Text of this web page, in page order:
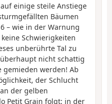
einige steile Anstiege
Bäumen
– wie in der Warnung
Schwierigkeiten
unberührte Tal zu
nicht schattig
werden! Ab
der Schlucht
der gelben
Petit Grain folgt; in der